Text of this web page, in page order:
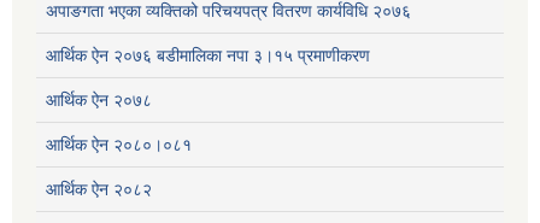
अपाङगता भएका व्यक्तिको परिचयपत्र वितरण कार्यविधि २०७६
आर्थिक ऐन २०७६ बडीमालिका नपा ३।१५ प्रमाणीकरण
आर्थिक ऐन २०७८
आर्थिक ऐन २०८०।०८१
आर्थिक ऐन २०८२